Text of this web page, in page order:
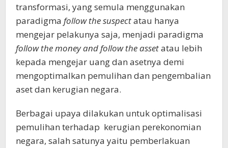
transformasi, yang semula menggunakan
paradigma follow the suspectatau hanya
mengejar pelakunya saja, menjadi paradigma
follow the money and follow the assetatau lebih
kepada mengejar uang dan asetnya demi
mengoptimalkan pemulihan dan pengembalian
aset dan kerugian negara.
Berbagai upaya dilakukan untuk optimalisasi
pemulihan terhadap kerugian perekonomian
negara, salah satunya yaitu pemberlakuan